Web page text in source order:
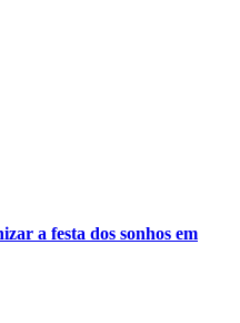
a festa dos sonhos em